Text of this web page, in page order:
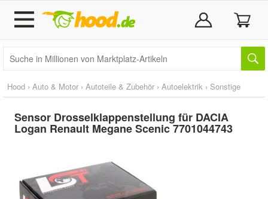
Hood › Auto & Motor › Autoteile & Zubehör › Autoelektrik › Sonstige
Sensor Drosselklappenstellung für DACIA
Logan Renault Megane Scenic 7701044743